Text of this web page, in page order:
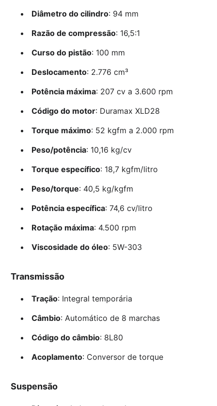
Diâmetro do cilindro: 94 mm
Razão de compressão: 16,5:1
Curso do pistão: 100 mm
Deslocamento: 2.776 cm³
Potência máxima: 207 cv a 3.600 rpm
Código do motor: Duramax XLD28
Torque máximo: 52 kgfm a 2.000 rpm
Peso/potência: 10,16 kg/cv
Torque específico: 18,7 kgfm/litro
Peso/torque: 40,5 kg/kgfm
Potência específica: 74,6 cv/litro
Rotação máxima: 4.500 rpm
Viscosidade do óleo: 5W-303
Transmissão
Tração: Integral temporária
Câmbio: Automático de 8 marchas
Código do câmbio: 8L80
Acoplamento: Conversor de torque
Suspensão